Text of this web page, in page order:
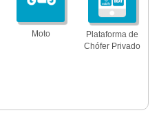
Moto
Plataforma de
Chófer Privado